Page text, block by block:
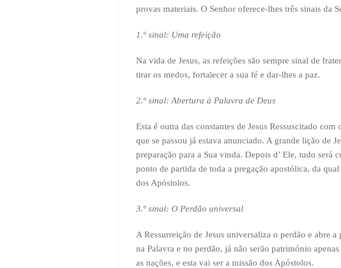
provas materiais. O Senhor oferece-lhes três sinais da
1.º sinal: Uma refeição
Na vida de Jesus, as refeições são sempre sinal de
tirar os medos, fortalecer a sua fé e dar-lhes a paz.
2.º sinal: Abertura à Palavra de Deus
Esta é outra das constantes de Jesus Ressuscitado
que se passou já estava anunciado. A grande lição de
preparação para a Sua vinda. Depois d’ Ele, tudo será
ponto de partida de toda a pregação apostólica, da
dos Apóstolos.
3.º sinal: O Perdão universal
A Ressurreição de Jesus universaliza o perdão e abre
na Palavra e no perdão, já não serão património
as nações, e esta vai ser a missão dos Apóstolos.